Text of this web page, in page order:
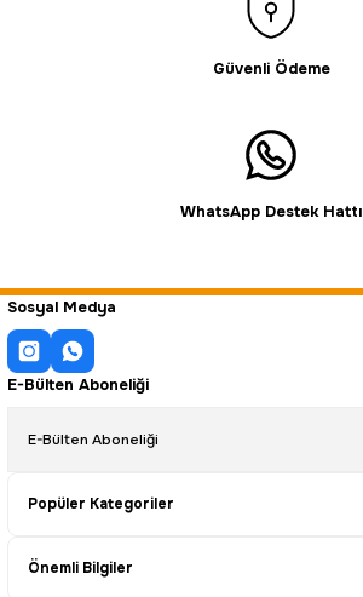
Güvenli Ödeme
WhatsApp Destek Hattı
Sosyal Medya
E-Bülten Aboneliği
Popüler Kategoriler
Önemli Bilgiler